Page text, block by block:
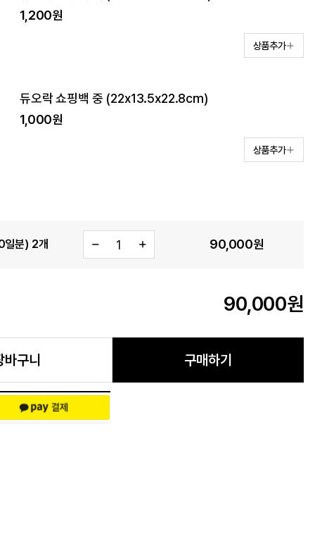
1,200원
상품추가
듀오락 쇼핑백 중 (22x13.5x22.8cm)
1,000원
상품추가
일분) 2개 90,000원
90,000원
바구니 구매하기